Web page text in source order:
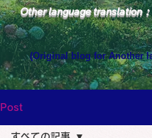
Other language translation
(Original blog for Another
Heavens: Beyond the Universe:
the God of Light Resides"
Medicine Specialist
Post